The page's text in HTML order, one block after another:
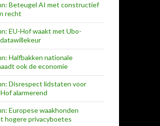
Beteugel AI met constructief
recht
EU-Hof waakt met Ubo-
Halfbakken nationale
ook de economie
Disrespect lidstaten voor
alarmerend
Europese waakhonden
hogere privacyboetes